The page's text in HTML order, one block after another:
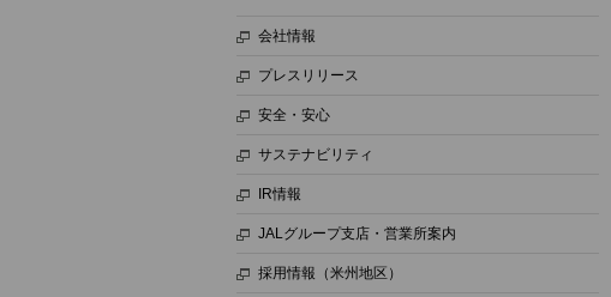
会社情報
プレスリリース
安全・安心
サステナビリティ
IR情報
JALグループ支店・営業所案内
採用情報（米州地区）